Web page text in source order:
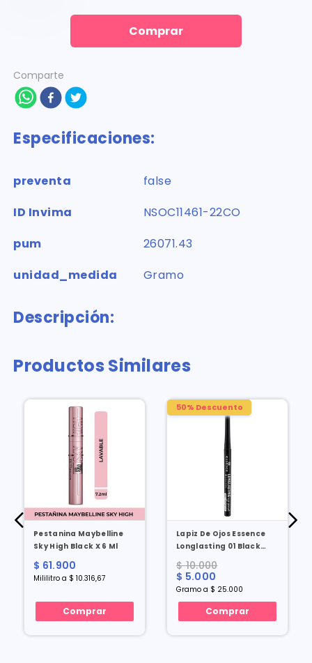
Comprar
Comparte
Especificaciones:
preventa
false
ID Invima
NSOC11461-22CO
pum
26071.43
unidad_medida
Gramo
Descripción:
Productos Similares
Pestanina Maybelline
Sky High Black X 6 Ml
$ 61.900
Mililitro a $ 10.316,67
Comprar
50% Descuento
Lapiz De Ojos Essence
Longlasting 01 Black
$ 10.000
$ 5.000
Gramo a $ 25.000
Comprar